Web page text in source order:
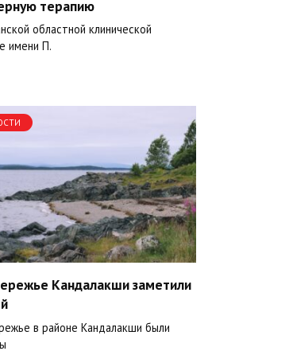
терапию
областной клинической
имени П.
Кандалакши заметили
в районе Кандалакши были